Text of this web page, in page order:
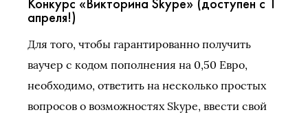
апреля!)
Для того, чтобы гарантированно получить
ваучер с кодом пополнения на 0,50 Евро,
необходимо, ответить на несколько простых
вопросов о возможностях Skype, ввести свой